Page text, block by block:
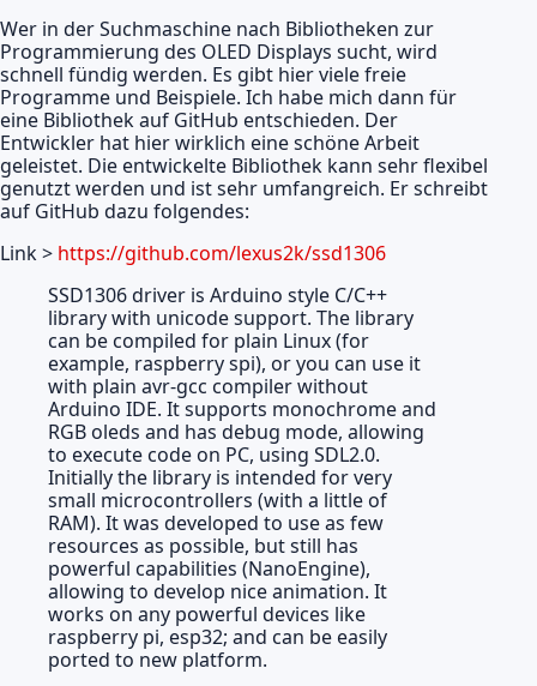
Wer in der Suchmaschine nach Bibliotheken zur
Programmierung des OLED Displays sucht, wird
schnell fündig werden. Es gibt hier viele freie
Programme und Beispiele. Ich habe mich dann für
eine Bibliothek auf GitHub entschieden. Der
Entwickler hat hier wirklich eine schöne Arbeit
geleistet. Die entwickelte Bibliothek kann sehr flexibel
genutzt werden und ist sehr umfangreich. Er schreibt
auf GitHub dazu folgendes:
Link > https://github.com/lexus2k/ssd1306
SSD1306 driver is Arduino style C/C++
library with unicode support. The library
can be compiled for plain Linux (for
example, raspberry spi), or you can use it
with plain avr-gcc compiler without
Arduino IDE. It supports monochrome and
RGB oleds and has debug mode, allowing
to execute code on PC, using SDL2.0.
Initially the library is intended for very
small microcontrollers (with a little of
RAM). It was developed to use as few
resources as possible, but still has
powerful capabilities (NanoEngine),
allowing to develop nice animation. It
works on any powerful devices like
raspberry pi, esp32; and can be easily
ported to new platform.